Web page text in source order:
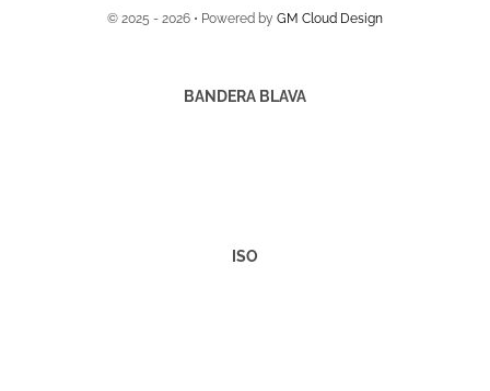
© 2025 - 2026 • Powered by GM Cloud Design
BANDERA BLAVA
ISO